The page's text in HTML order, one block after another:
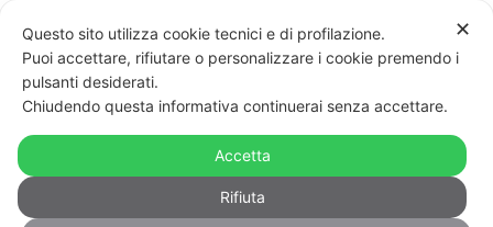
“Un figlio gay? Lo brucerei nel forno”:
chiesto rinvio a giudizio per
consigliere leghista
✕
Questo sito utilizza cookie tecnici e di profilazione.
Puoi accettare, rifiutare o personalizzare i cookie premendo i
pulsanti desiderati.
Chiudendo questa informativa continuerai senza accettare.
Accetta
Rifiuta